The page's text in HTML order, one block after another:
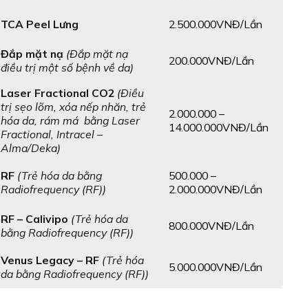
TCA Peel Lưng 2.500.000VNĐ/Lần
Đắp mặt nạ (Đắp mặt nạ
điều trị một số bệnh về da)
200.000VNĐ/Lần
Laser Fractional CO2 (Điều
trị sẹo lõm, xóa nếp nhăn, trẻ
hóa da, rám má bằng Laser
Fractional, Intracel –
Alma/Deka)
2.000.000 –
14.000.000VNĐ/Lần
RF (Trẻ hóa da bằng
Radiofrequency (RF))
500.000 –
2.000.000VNĐ/Lần
RF – Calivipo (Trẻ hóa da
bằng Radiofrequency (RF))
800.000VNĐ/Lần
Venus Legacy – RF (Trẻ hóa
da bằng Radiofrequency (RF))
5.000.000VNĐ/Lần